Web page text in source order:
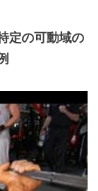
定の可動域の